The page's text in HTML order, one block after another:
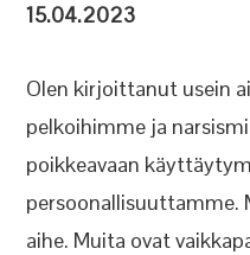
15.04.2023
Olen kirjoittanut usein
pelkoihimme ja
poikkeavaan
persoonallisuuttamme.
aihe. Muita ovat